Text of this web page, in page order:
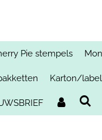
Pie stempels
Karton/